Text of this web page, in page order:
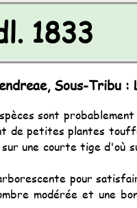
1833
Sous-Tribu :
sont
de petites plantes
une courte tige d'où
pour
modérée et une